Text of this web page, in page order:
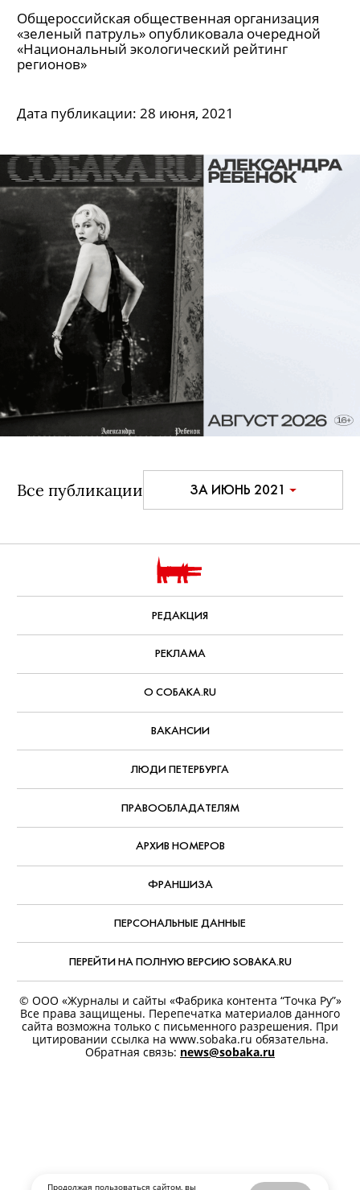
Продолжая пользоваться сайтом, вы
Общероссийская общественная организация
«зеленый патруль» опубликовала очередной
«Национальный экологический рейтинг
регионов»
Дата публикации: 28 июня, 2021
Все публикации ЗА ИЮНЬ 2021
РЕДАКЦИЯ
РЕКЛАМА
О СОБАКА.RU
ВАКАНСИИ
ЛЮДИ ПЕТЕРБУРГА
ПРАВООБЛАДАТЕЛЯМ
АРХИВ НОМЕРОВ
ФРАНШИЗА
ПЕРСОНАЛЬНЫЕ ДАННЫЕ
ПЕРЕЙТИ НА ПОЛНУЮ ВЕРСИЮ SOBAKA.RU
© ООО «Журналы и сайты «Фабрика контента “Точка Ру”»
Все права защищены. Перепечатка материалов данного
сайта возможна только с письменного разрешения. При
цитировании ссылка на www.sobaka.ru обязательна.
Обратная связь: news@sobaka.ru